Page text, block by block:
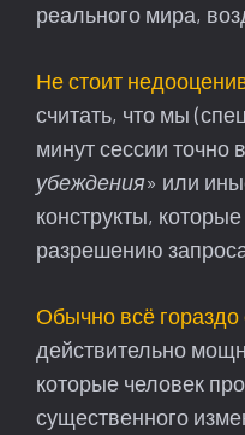
реального мира,
Не стоит
считать, что мы
минут сессии точно
убеждения» или
конструкты,
разрешению
Обычно всё
действительно
которые человек
существенного